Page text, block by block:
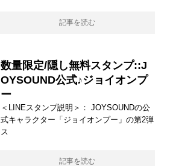
記事を読む
数量限定/隠し無料スタンプ::J
OYSOUND公式♪ジョイオンプ
ー
＜LINEスタンプ説明＞： JOYSOUNDの公
式キャラクター「ジョイオンプー」の第2弾
ス
記事を読む